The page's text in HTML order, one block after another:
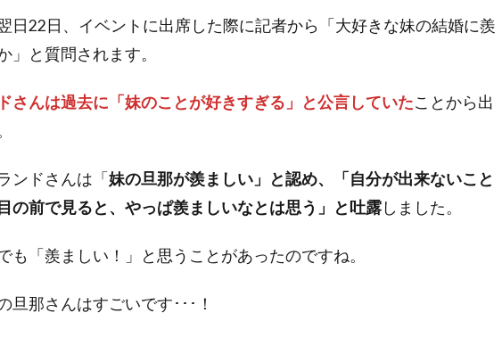
日22日、イベントに出席した際に記者から「大好きな妹の結婚に羨
」と質問されます。
さんは過去に「妹のことが好きすぎる」と公言していたことから出
ンドさんは「妹の旦那が羨ましい」と認め、「自分が出来ないこと
の前で見ると、やっぱ羨ましいなとは思う」と吐露しました。
も「羨ましい！」と思うことがあったのですね。
旦那さんはすごいです･･･！